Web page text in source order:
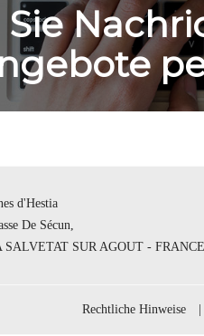
Sie
d'Hestia
De Sécun,
SALVETAT SUR AGOUT - FRANCE
Rechtliche Hinweise